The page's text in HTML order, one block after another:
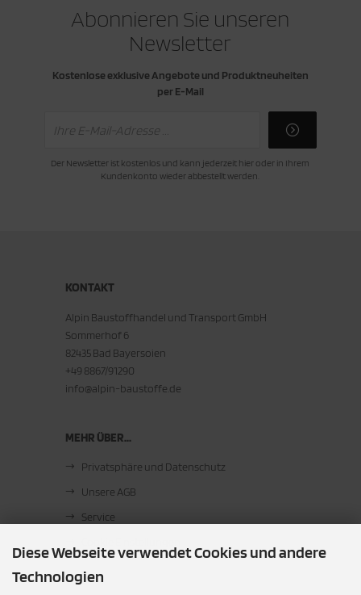
Abonnieren Sie unseren
Newsletter
Kostenlose exklusive Angebote und Produktneuheiten
per E-Mail
Der Newsletter ist kostenlos und kann jederzeit hier oder in Ihrem
Kundenkonto wieder abbestellt werden.
KONTAKT
Alpin Baustoffhandel und Transport GmbH
Sommerhof 6
82435 Bad Bayersoien
+49 8867/91290
info@alpin-baustoffe.de
MEHR ÜBER...
Privatsphäre und Datenschutz
Unsere AGB
Service
Diese Webseite verwendet Cookies und andere
Technologien